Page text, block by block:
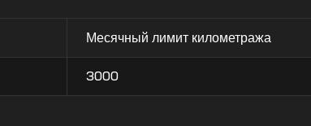
Месячный лимит километража
3000